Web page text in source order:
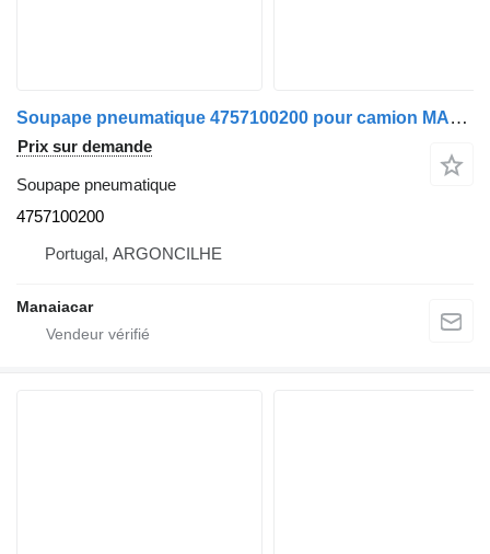
Soupape pneumatique 4757100200 pour camion MAN TGA | 00
Prix sur demande
Soupape pneumatique
4757100200
Portugal, ARGONCILHE
Manaiacar